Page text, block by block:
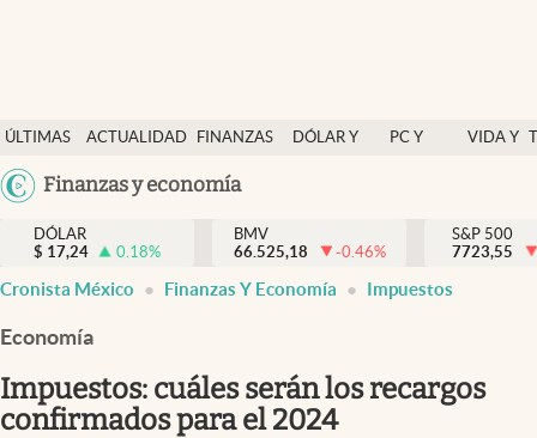
ÚLTIMAS
NOTICIAS
ACTUALIDAD
FINANZAS
DÓLAR Y
PC Y
VIDA Y
México
Finanzas y economía
Actualidad
Finanzas y economía
Dólar y mercados
Pc y celular
DÓLAR
$ 17,24 0.18%
BMV
66.525,18
-0.46%
S&P 500
7723,55
Cronista México Finanzas Y Economía Impuestos
Economía
Impuestos: cuáles serán los recargos
confirmados para el 2024